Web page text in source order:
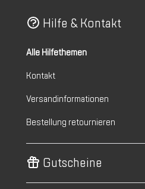
Hilfe & Kontakt
Alle Hilfethemen
Kontakt
Versandinformationen
Bestellung retournieren
Gutscheine